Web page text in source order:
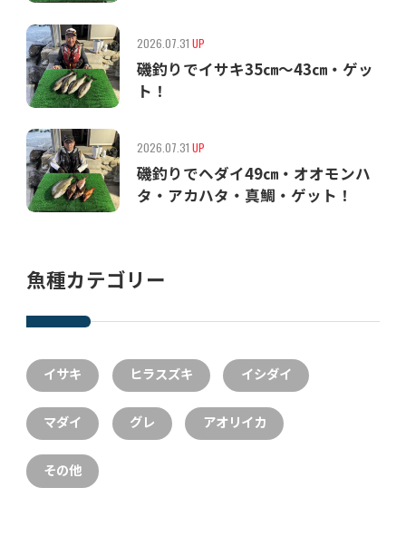
2026.07.31 UP
磯釣りでイサキ35㎝〜43㎝・ゲッ
ト！
2026.07.31 UP
磯釣りでヘダイ49㎝・オオモンハ
タ・アカハタ・真鯛・ゲット！
魚種カテゴリー
イサキ ヒラスズキ イシダイ
マダイ グレ アオリイカ
その他